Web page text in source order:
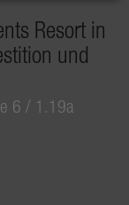
Resort in
und
6 / 1.19a